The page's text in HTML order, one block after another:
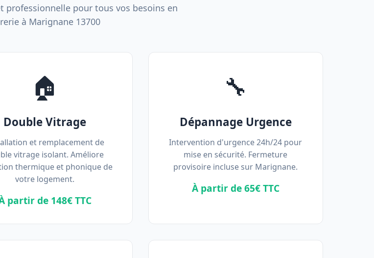
professionnelle pour tous vos besoins en
à Marignane 13700
🏠
Double Vitrage
et remplacement de
vitrage isolant. Améliore
thermique et phonique de
votre logement.
partir de 148€ TTC
🔧
Dépannage Urgence
Intervention d'urgence 24h/24 pour
mise en sécurité. Fermeture
provisoire incluse sur Marignane.
À partir de 65€ TTC